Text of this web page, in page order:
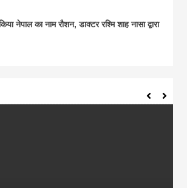
नेपाल का नाम राैशन, डाक्टर रश्मि शाह नासा द्वारा